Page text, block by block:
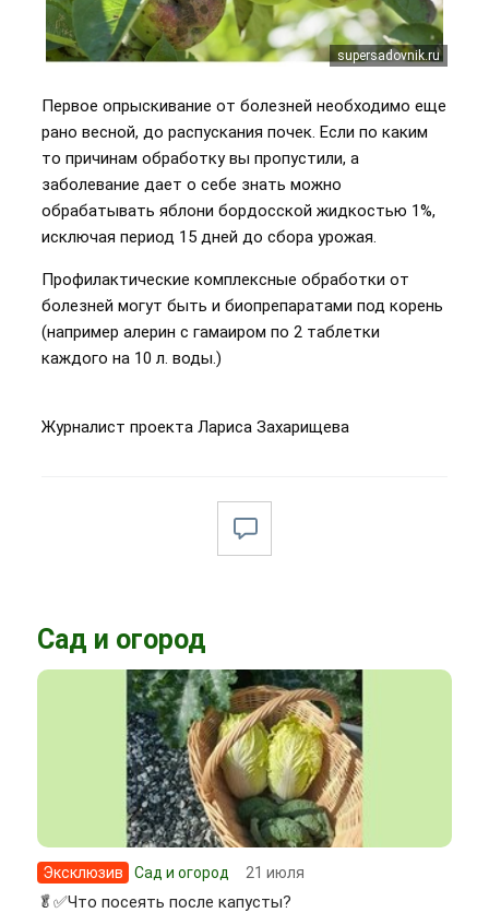
supersadovnik.ru
Первое опрыскивание от болезней необходимо еще
рано весной, до распускания почек. Если по каким
то причинам обработку вы пропустили, а
заболевание дает о себе знать можно
обрабатывать яблони бордосской жидкостью 1%,
исключая период 15 дней до сбора урожая.
Профилактические комплексные обработки от
болезней могут быть и биопрепаратами под корень
(например алерин с гамаиром по 2 таблетки
каждого на 10 л. воды.)
Журналист проекта Лариса Захарищева
Сад и огород
Эксклюзив Сад и огород 21 июля
🥬✅Что посеять после капусты?